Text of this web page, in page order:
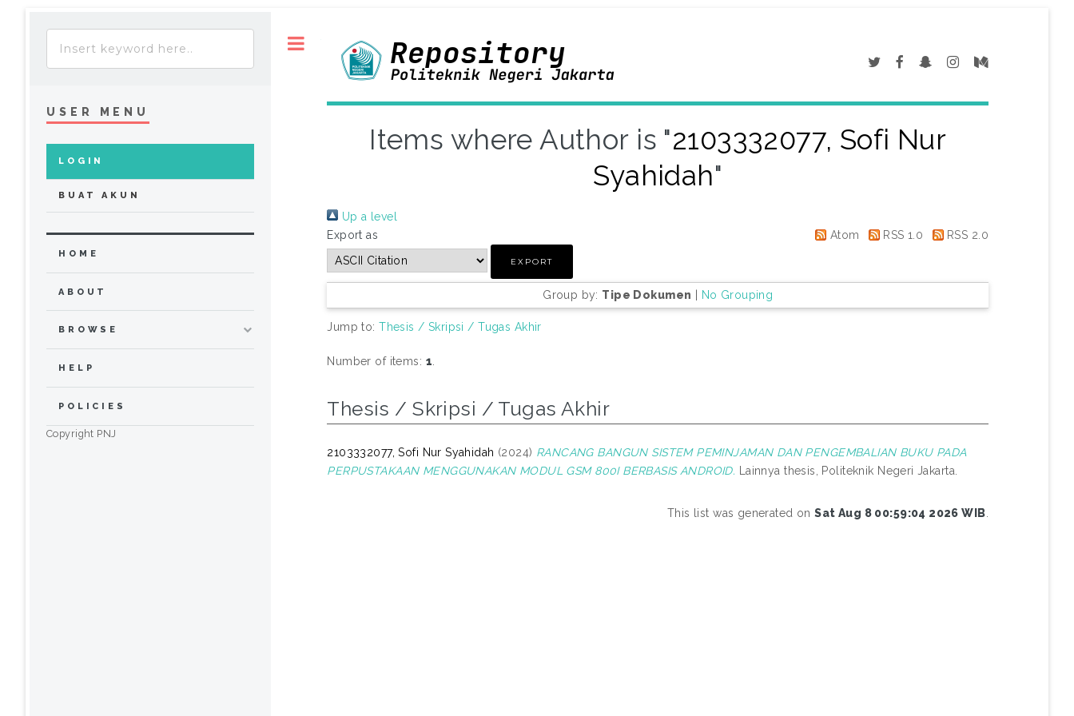
Items where Author is "2103332077, Sofi Nur
Syahidah"
Up a level
Export as
Atom RSS 1.0 RSS 2.0
Group by: Tipe Dokumen | No Grouping
Jump to:Thesis / Skripsi / Tugas Akhir
Number of items: 1
Thesis / Skripsi / Tugas Akhir
2103332077, Sofi Nur Syahidah (2024) RANCANG BANGUN SISTEM PEMINJAMAN DAN PENGEMBALIAN BUKU PADA
PERPUSTAKAAN MENGGUNAKAN MODUL GSM 800I BERBASIS ANDROID. Lainnya thesis, Politeknik Negeri Jakarta.
This list was generated onSat Aug 8 00:59:04 2026 WIB
USER MENU
LOGIN
BUAT AKUN
HOME
ABOUT
BROWSE
HELP
POLICIES
Copyright PNJ
Toggle